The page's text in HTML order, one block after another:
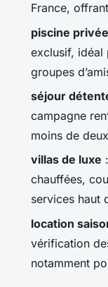
France,
piscine privée
exclusif, idéal
groupes
séjour
campagne
moins de
villas de luxe
chauffées,
services haut
location
vérification
notamment